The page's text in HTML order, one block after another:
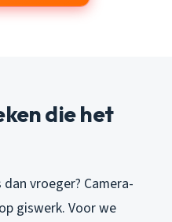
die het
vroeger? Camera-
giswerk. Voor we